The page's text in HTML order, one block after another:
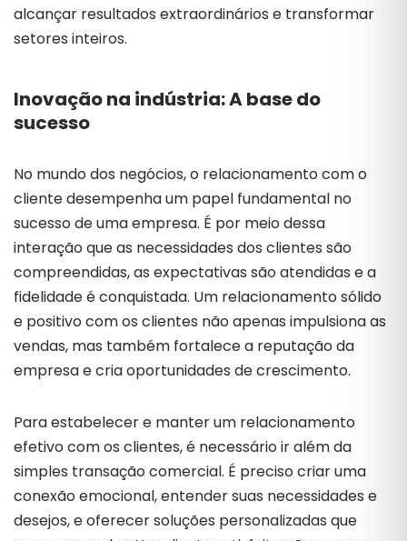
alcançar resultados extraordinários e transformar
setores inteiros.
Inovação na indústria:A base do
sucesso
No mundo dos negócios, o relacionamento com o
cliente desempenha um papel fundamental no
sucesso de uma empresa. É por meio dessa
interação que as necessidades dos clientes são
compreendidas, as expectativas são atendidas e a
fidelidade é conquistada. Um relacionamento sólido
e positivo com os clientes não apenas impulsiona as
vendas, mas também fortalece a reputação da
empresa e cria oportunidades de crescimento.
Para estabelecer e manter um relacionamento
efetivo com os clientes, é necessário ir além da
simples transação comercial. É preciso criar uma
conexão emocional, entender suas necessidades e
desejos, e oferecer soluções personalizadas que